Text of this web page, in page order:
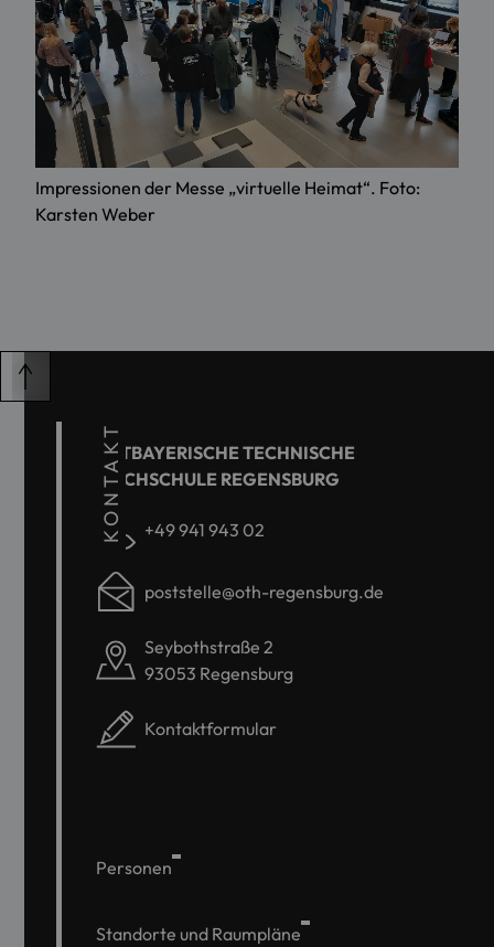
Impressionen der Messe „virtuelle Heimat“. Foto:
Karsten Weber
KONTAKT
OSTBAYERISCHE TECHNISCHE
HOCHSCHULE REGENSBURG
+49 941 943 02
poststelle@oth-regensburg.de
Seybothstraße 2
93053 Regensburg
Kontaktformular
Personen
Standorte und Raumpläne